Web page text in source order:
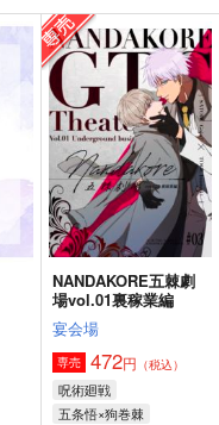
双方に重い
LiLi
110円（税込）
五条悟×虎杖悠仁
NANDAKORE五棘劇
場vol.01裏稼業編
宴会場
専売 472円 （税込）
呪術廻戦
五条悟×狗巻棘